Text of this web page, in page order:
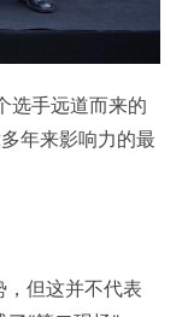
选手远道而来的
年来影响力的最
但这并不代表